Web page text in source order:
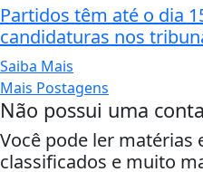
Partidos têm até o dia
candidaturas nos
Saiba Mais
Mais Postagens
Não possui uma
Você pode ler matérias
classificados e muito